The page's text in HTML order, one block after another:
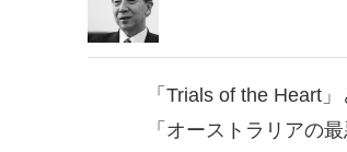
「Trials of the Heart
「オーストラリアの